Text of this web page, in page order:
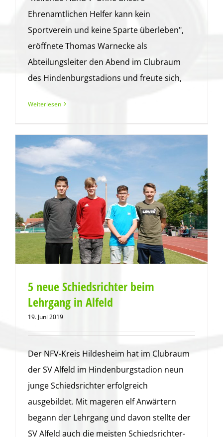
Ehrenamtlichen Helfer kann kein
Sportverein und keine Sparte überleben",
eröffnete Thomas Warnecke als
Abteilungsleiter den Abend im Clubraum
des Hindenburgstadions und freute sich,
Weiterlesen
5 neue Schiedsrichter beim
Lehrgang in Alfeld
19. Juni 2019
Der NFV-Kreis Hildesheim hat im Clubraum
der SV Alfeld im Hindenburgstadion neun
junge Schiedsrichter erfolgreich
ausgebildet. Mit mageren elf Anwärtern
begann der Lehrgang und davon stellte der
SV Alfeld auch die meisten Schiedsrichter-